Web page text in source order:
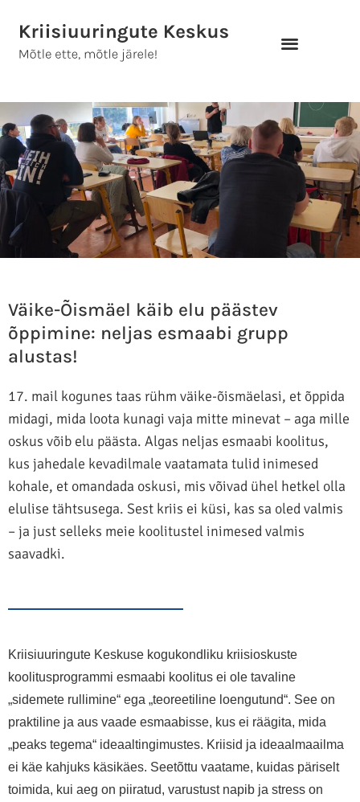
content
Väike-Õismäel käib elu päästev
õppimine: neljas esmaabi grupp
alustas!
17. mail kogunes taas rühm väike-õismäelasi, et õppida
midagi, mida loota kunagi vaja mitte minevat – aga mille
oskus võib elu päästa. Algas neljas esmaabi koolitus,
kus jahedale kevadilmale vaatamata tulid inimesed
kohale, et omandada oskusi, mis võivad ühel hetkel olla
elulise tähtsusega. Sest kriis ei küsi, kas sa oled valmis
– ja just selleks meie koolitustel inimesed valmis
saavadki.
Kriisiuuringute Keskuse kogukondliku kriisioskuste
koolitusprogrammi esmaabi koolitus ei ole tavaline
„sidemete rullimine“ ega „teoreetiline loengutund“. See on
praktiline ja aus vaade esmaabisse, kus ei räägita, mida
„peaks tegema“ ideaaltingimustes. Kriisid ja ideaalmaailma
ei käe kahjuks käsikäes. Seetõttu vaatame, kuidas päriselt
toimida, kui aeg on piiratud, varustust napib ja stress on